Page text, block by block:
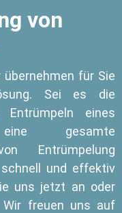
von
übernehmen für Sie
Sei es die
eines
gesamte
Entrümpelung
und effektiv
uns jetzt an oder
Wir freuen uns auf